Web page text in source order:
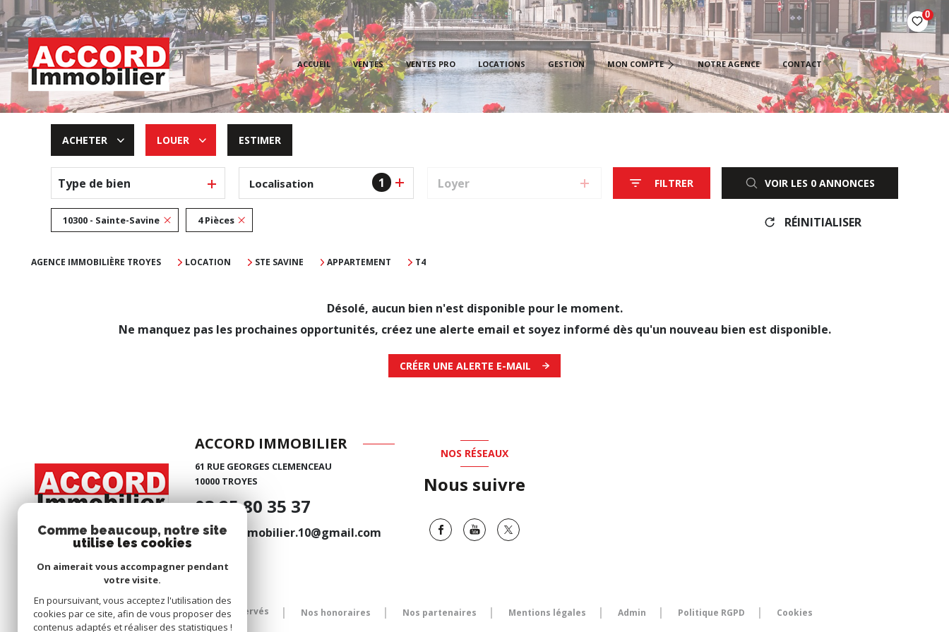
0
ACCUEIL VENTES VENTES PRO LOCATIONS GESTION MON COMPTE
PROPRIÉTAIRES BAILLEURS
LOCATAIRES
PROPRIÉTAIRES VENDEURS
NOTRE AGENCE CONTACT
ACHETER
De l'ancien
De l'immo pro
LOUER
à l'année
ESTIMER
Type de bien 1
Localisation Loyer FILTRER VOIR LES 0ANNONCES
10300 - Sainte-Savine 4 Pièces RÉINITIALISER
AGENCE IMMOBILIÈRE TROYES LOCATION STE SAVINE APPARTEMENT T4
Désolé, aucun bien n'est disponible pour le moment.
Ne manquez pas les prochaines opportunités, créez une alerte email et soyez informé dès qu'un nouveau bien est disponible.
CRÉER UNE ALERTE E-MAIL
ACCORD IMMOBILIER
61 RUE GEORGES CLEMENCEAU
10000 TROYES
03 25 80 35 37
accordimmobilier.10@gmail.com
NOS RÉSEAUX
Nous suivre
© 2026 | Tous droits réservés Nos honoraires Nos partenaires Mentions légales Admin Politique RGPD Cookies
Comme beaucoup, notre site
utilise les cookies
On aimerait vous accompagner pendant
votre visite.
En poursuivant, vous acceptez l'utilisation des
cookies par ce site, afin de vous proposer des
contenus adaptés et réaliser des statistiques !